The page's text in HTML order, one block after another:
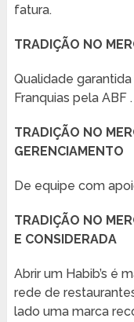
fatura.
TRADIÇÃO NO
Qualidade
Franquias pela ABF .
TRADIÇÃO NO
GERENCIAMENTO
De equipe com
TRADIÇÃO NO
E CONSIDERADA
Abrir um Habib’s é
rede de
lado uma marca